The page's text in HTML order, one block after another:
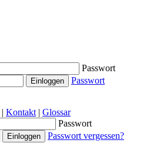
Passwort
Passwort
| Kontakt | Glossar
Passwort
Passwort vergessen?